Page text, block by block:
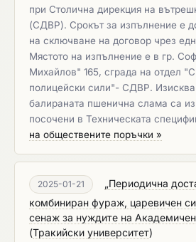
при Столична дирекция на
(СДВР). Срокът за изпълнение е
на сключване на договор чрез
Мястото на изпълнение е в гр.
Михайлов" 165, сграда на отдел
полицейски сили"- СДВР.
балираната пшенична слама са
посочени в Техническата
на обществените поръчки »
2025-01-21
„Периодична
комбиниран фураж, царевичен
сенаж за нуждите на Академичен
(Тракийски университет)